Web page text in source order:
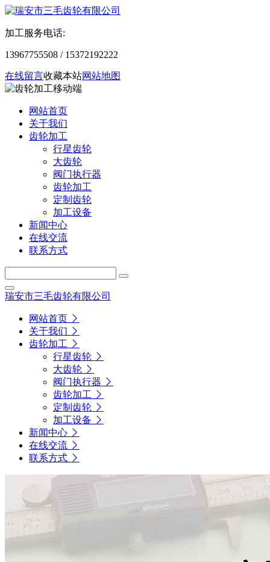
加工服务电话:
13967755508 / 15372192222
在线留言收藏本站网站地图
网站首页
关于我们
齿轮加工
行星齿轮
大齿轮
阀门执行器
齿轮加工
定制齿轮
加工设备
新闻中心
在线交流
联系方式
瑞安市三毛齿轮有限公司
网站首页
关于我们
齿轮加工
行星齿轮
大齿轮
阀门执行器
齿轮加工
定制齿轮
加工设备
新闻中心
在线交流
联系方式